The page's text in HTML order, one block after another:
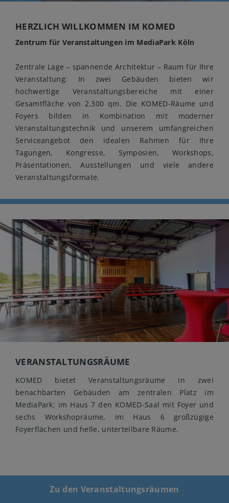
Previous
Next
HERZLICH WILLKOMMEN IM KOMED
Zentrum für Veranstaltungen im MediaPark Köln
Zentrale Lage – spannende Architektur – Raum für Ihre
Veranstaltung: In zwei Gebäuden bieten wir
hochwertige Veranstaltungsbereiche mit einer
Gesamtfläche von 2.300 qm. Die KOMED-Räume und
Foyers bilden in Kombination mit moderner
Veranstaltungstechnik und unserem umfangreichen
Serviceangebot den idealen Rahmen für Ihre
Tagungen, Kongresse, Symposien, Workshops,
Präsentationen, Ausstellungen und viele andere
Veranstaltungsformate.
VERANSTALTUNGSRÄUME
KOMED bietet Veranstaltungsräume in zwei
benachbarten Gebäuden am zentralen Platz im
MediaPark: im Haus 7 den KOMED-Saal mit Foyer und
sechs Workshopräume, im Haus 6 großzügige
Foyerflächen und helle, unterteilbare Räume.
Zu den Veranstaltungsräumen